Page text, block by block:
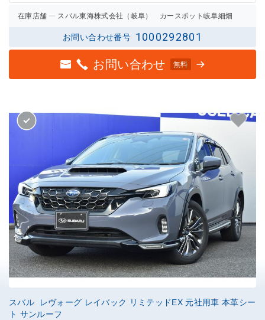
在庫店舗 スバル東海株式会社（岐阜） カースポット岐阜細畑
お問い合わせ番号 1000292801
お問い合わせ 無料
スバル レヴォーグ レイバック リミテッドEX 元社用車 本革シー
ト サンルーフ